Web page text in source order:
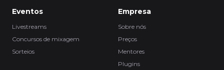
Eventos
Livestreams
Concursos de mixagem
Sorteios
Empresa
Sobre nós
Preços
Mentores
Plugins